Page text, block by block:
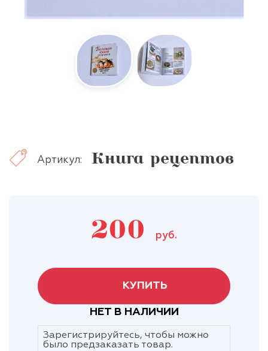
Артикул: Книга рецептов
200 руб.
КУПИТЬ
НЕТ В НАЛИЧИИ
Зарегистрируйтесь, чтобы можно
было предзаказать товар.